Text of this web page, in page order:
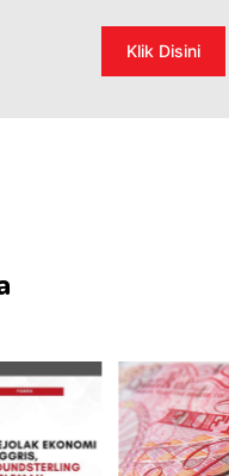
Klik Disini